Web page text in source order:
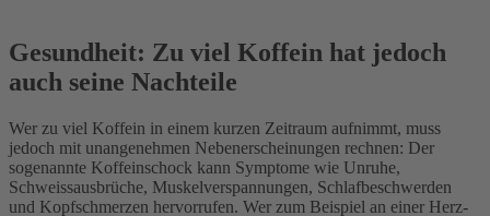
Gesundheit: Zu viel Koffein hat jedoch
auch seine Nachteile
Wer zu viel Koffein in einem kurzen Zeitraum aufnimmt, muss
jedoch mit unangenehmen Nebenerscheinungen rechnen: Der
sogenannte Koffeinschock kann Symptome wie Unruhe,
Schweissausbrüche, Muskelverspannungen, Schlafbeschwerden
und Kopfschmerzen hervorrufen. Wer zum Beispiel an einer Herz-